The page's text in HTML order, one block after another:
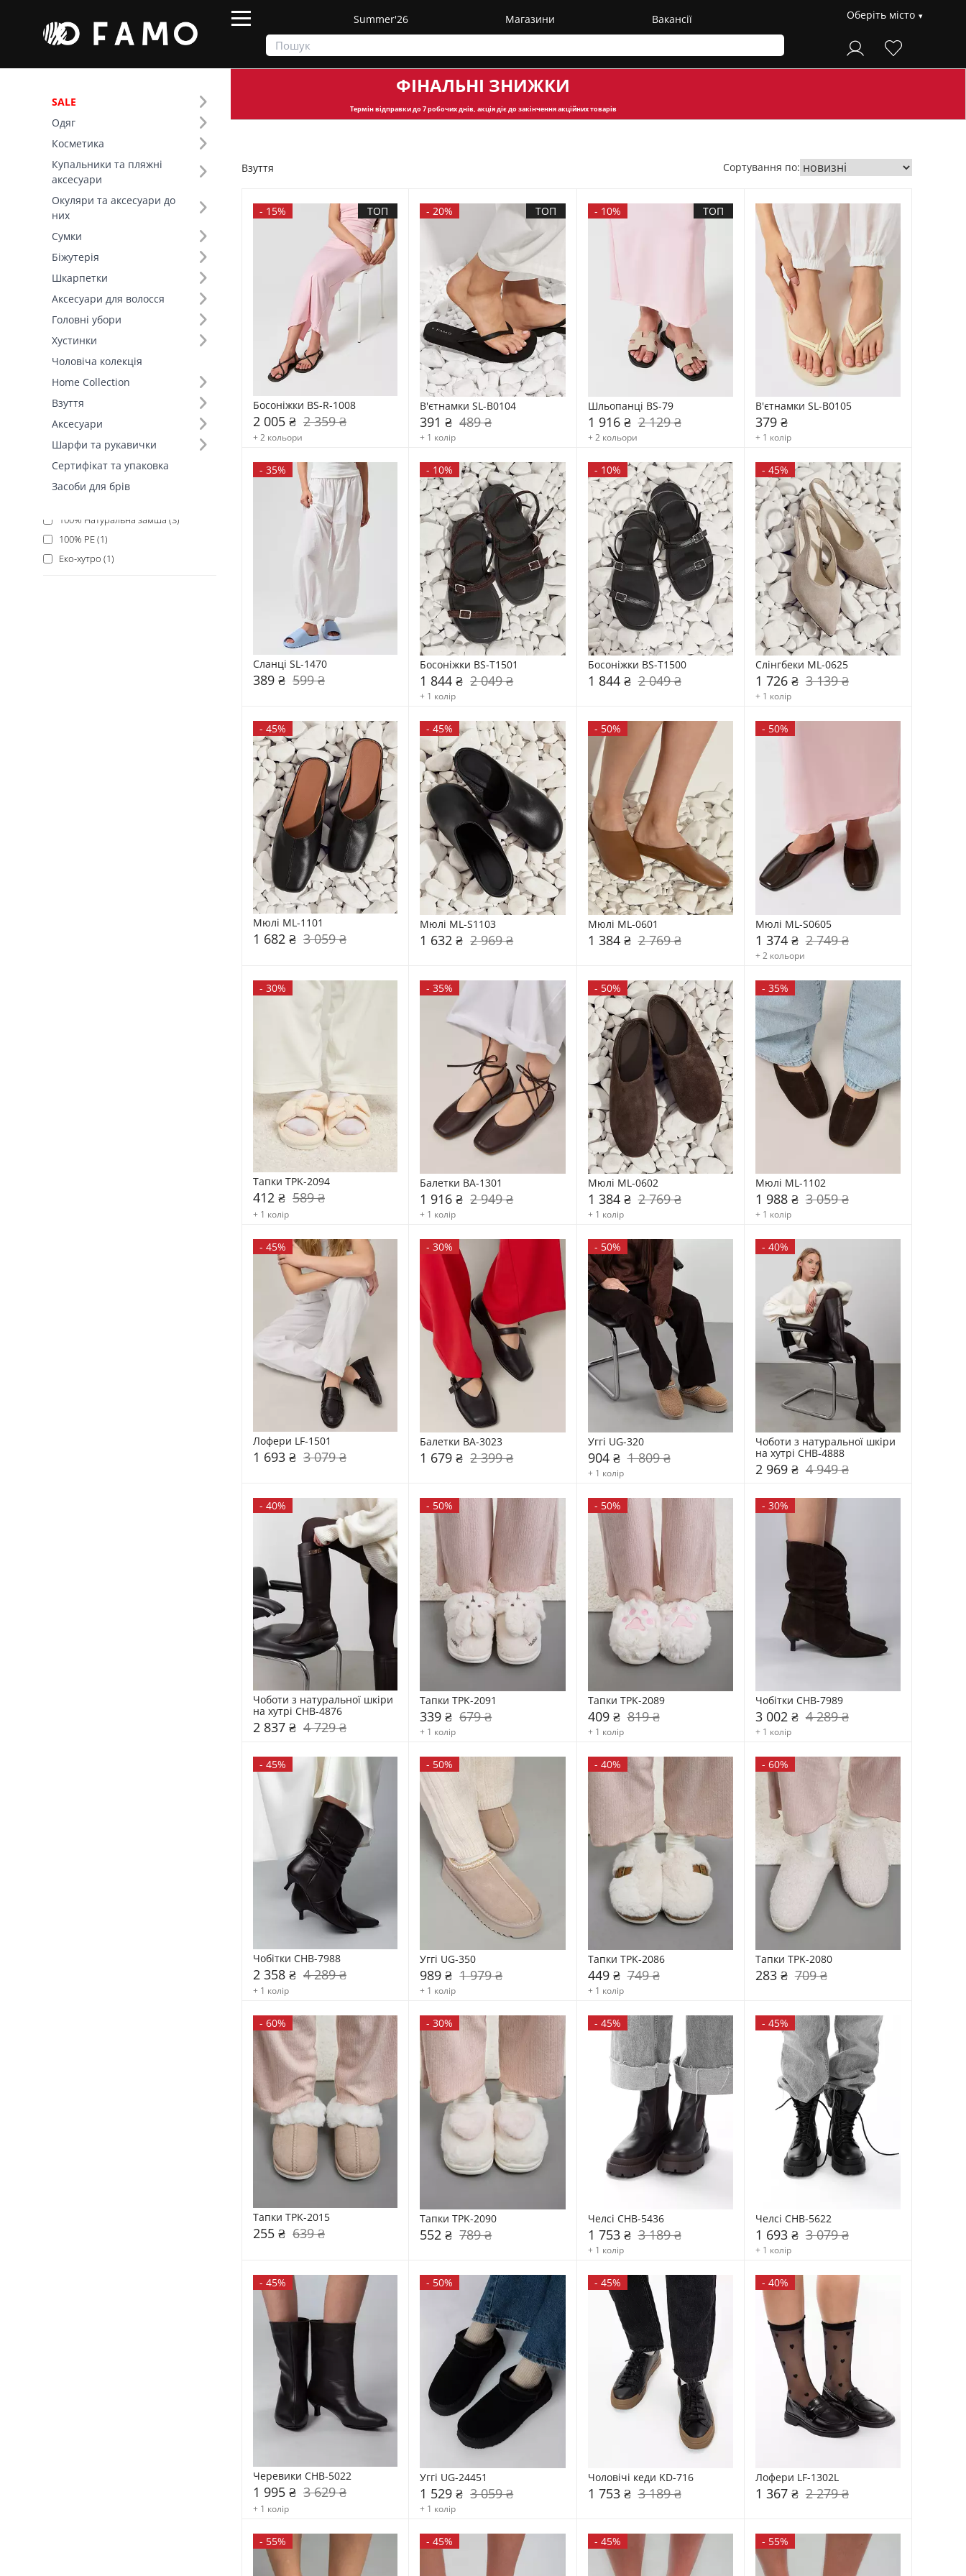
Summer'26 Магазини Вакансії Оберіть місто
SALE
Одяг
Косметика
Купальники та пляжні
аксесуари
Окуляри та аксесуари до
них
Сумки
Біжутерія
Шкарпетки
Аксесуари для волосся
Головні убори
Хустинки
Чоловіча колекція
Home Collection
Взуття
Аксесуари
Шарфи та рукавички
Сертифікат та упаковка
Засоби для брів
ФІНАЛЬНІ ЗНИЖКИ
Термін відправкидо 7 робочих днів, акція діє до закінчення акційних товарів
Фільтр
Ціна
SALE
Сезон (6)
Основний колір (10)
Розмір (14)
Вид товару (18)
Склад (7)
100% Шкіра (17)
100% Замш (17)
100% Поліестер (14)
100% Натуральна замша (3)
100% PE (1)
Еко-хутро (1)
Взуття Сортування по:
- 15% ТОП
Босоніжки BS-R-1008
2 005 ₴ 2 359 ₴
+ 2 кольори
-20% ТОП
В'єтнамки SL-B0104
391 ₴ 489 ₴
+ 1 колір
- 10% ТОП
Шльопанці BS-79
1 916 ₴ 2 129 ₴
+ 2 кольори
В'єтнамки SL-B0105
379 ₴
+ 1 колір
- 35%
Сланці SL-1470
389 ₴ 599 ₴
- 10%
Босоніжки BS-T1501
1 844 ₴ 2 049 ₴
+ 1 колір
- 10%
Босоніжки BS-T1500
1 844 ₴ 2 049 ₴
- 45%
Слінгбеки ML-0625
1 726 ₴ 3 139 ₴
+ 1 колір
- 45%
Мюлі ML-1101
1 682 ₴ 3 059 ₴
-45%
Мюлі ML-S1103
1 632 ₴ 2 969 ₴
- 50%
Мюлі ML-0601
1 384 ₴ 2 769 ₴
- 50%
Мюлі ML-S0605
1 374 ₴ 2 749 ₴
+ 2 кольори
- 30%
Тапки TPK-2094
412 ₴ 589 ₴
+ 1 колір
-35%
Балетки BA-1301
1 916 ₴ 2 949 ₴
+ 1 колір
- 50%
Мюлі ML-0602
1 384 ₴ 2 769 ₴
+ 1 колір
- 35%
Мюлі ML-1102
1 988 ₴ 3 059 ₴
+ 1 колір
- 45%
Лофери LF-1501
1 693 ₴ 3 079 ₴
-30%
Балетки BA-3023
1 679 ₴ 2 399 ₴
- 50%
Уггі UG-320
904 ₴ 1 809 ₴
+ 1 колір
- 40%
Чоботи з натуральної шкіри
на хутрі CHB-4888
2 969 ₴ 4 949 ₴
- 40%
Чоботи з натуральної шкіри
на хутрі CHB-4876
2 837 ₴ 4 729 ₴
- 50%
Тапки TPK-2091
339 ₴ 679 ₴
+ 1 колір
- 50%
Тапки TPK-2089
409 ₴ 819 ₴
+ 1 колір
- 30%
Чобітки CHB-7989
3 002 ₴ 4 289 ₴
+ 1 колір
- 45%
Чобітки CHB-7988
2 358 ₴ 4 289 ₴
+ 1 колір
- 50%
Уггі UG-350
989 ₴ 1 979 ₴
+ 1 колір
- 40%
Тапки TPK-2086
449 ₴ 749 ₴
+ 1 колір
- 60%
Тапки TPK-2080
283 ₴ 709 ₴
- 60%
Тапки TPK-2015
255 ₴ 639 ₴
-30%
Тапки TPK-2090
552 ₴ 789 ₴
- 45%
Челсі CHB-5436
1 753 ₴ 3 189 ₴
+ 1 колір
- 45%
Челсі CHB-5622
1 693 ₴ 3 079 ₴
+ 1 колір
- 45%
Черевики CHB-5022
1 995 ₴ 3 629 ₴
+ 1 колір
- 50%
Уггі UG-24451
1 529 ₴ 3 059 ₴
+ 1 колір
- 45%
Чоловічі кеди KD-716
1 753 ₴ 3 189 ₴
- 40%
Лофери LF-1302L
1 367 ₴ 2 279 ₴
- 55% -45% - 45% - 55%